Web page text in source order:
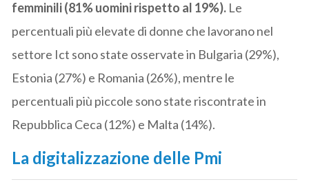
femminili (81% uomini rispetto al 19%). Le
percentuali più elevate di donne che lavorano nel
settore Ict sono state osservate in Bulgaria (29%),
Estonia (27%) e Romania (26%), mentre le
percentuali più piccole sono state riscontrate in
Repubblica Ceca (12%) e Malta (14%).
La digitalizzazione delle Pmi